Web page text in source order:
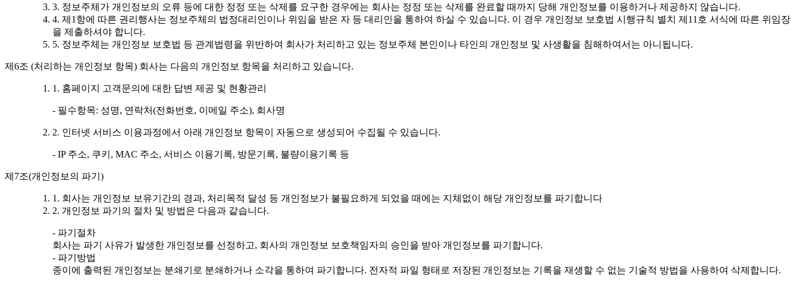
3. 정보주체가 개인정보의 오류 등에 대한 정정 또는 삭제를 요구한 경우에는 회사는 정정 또는 삭제를 완료할 때까지 당해 개인정보를 이용하거나 제공하지 않습니다.
4. 제1항에 따른 권리행사는 정보주체의 법정대리인이나 위임을 받은 자 등 대리인을 통하여 하실 수 있습니다. 이 경우 개인정보 보호법 시행규칙 별치 제11호 서식에 따른 위임장
을 제출하셔야 합니다.
5. 정보주체는 개인정보 보호법 등 관계법령을 위반하여 회사가 처리하고 있는 정보주체 본인이나 타인의 개인정보 및 사생활을 침해하여서는 아니됩니다.
제6조 (처리하는 개인정보 항목) 회사는 다음의 개인정보 항목을 처리하고 있습니다.
1. 홈페이지 고객문의에 대한 답변 제공 및 현황관리
- 필수항목: 성명, 연락처(전화번호, 이메일 주소), 회사명
2. 인터넷 서비스 이용과정에서 아래 개인정보 항목이 자동으로 생성되어 수집될 수 있습니다.
- IP 주소, 쿠키, MAC 주소, 서비스 이용기록, 방문기록, 불량이용기록 등
제7조(개인정보의 파기)
1. 회사는 개인정보 보유기간의 경과, 처리목적 달성 등 개인정보가 불필요하게 되었을 때에는 지체없이 해당 개인정보를 파기합니다
2. 개인정보 파기의 절차 및 방법은 다음과 같습니다.
- 파기절차
회사는 파기 사유가 발생한 개인정보를 선정하고, 회사의 개인정보 보호책임자의 승인을 받아 개인정보를 파기합니다.
- 파기방법
종이에 출력된 개인정보는 분쇄기로 분쇄하거나 소각을 통하여 파기합니다. 전자적 파일 형태로 저장된 개인정보는 기록을 재생할 수 없는 기술적 방법을 사용하여 삭제합니다.